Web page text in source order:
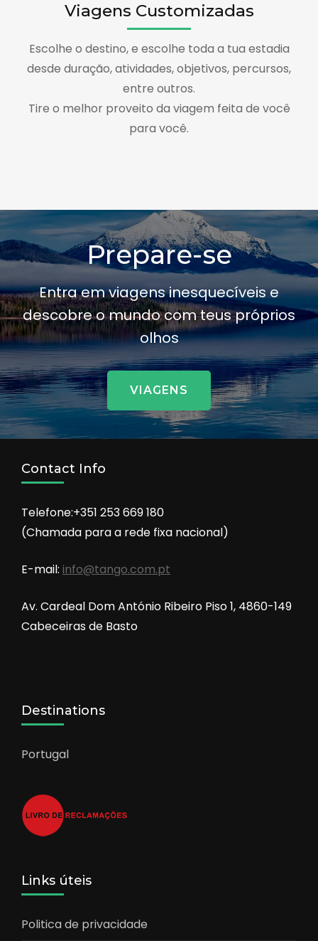
Viagens Customizadas
Escolhe o destino, e escolhe toda a tua estadia
desde duração, atividades, objetivos, percursos,
entre outros.
Tire o melhor proveito da viagem feita de você
para você.
Prepare-se
Entra em viagens inesquecíveis e
descobre o mundo com teus próprios
olhos
VIAGENS
Contact Info
Telefone:+351 253 669 180
(Chamada para a rede fixa nacional)
E-mail: info@tango.com.pt
Av. Cardeal Dom António Ribeiro Piso 1, 4860-149
Cabeceiras de Basto
Destinations
Portugal
Links úteis
Politica de privacidade